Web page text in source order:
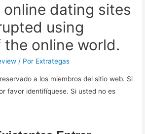
online dating sites
using
online world.
/ Por Extrategas
a los miembros del sitio web. Si
favor identifíquese. Si usted no es